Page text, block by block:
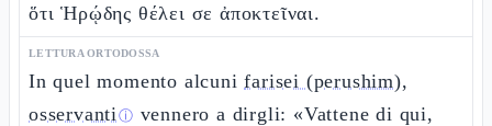
ὅτι Ἡρῴδης θέλει σε ἀποκτεῖναι.
LETTURA ORTODOSSA
In quel momento alcunifarisei (perushim),
osservantiⓘ vennero a dirgli: «Vattene di qui,